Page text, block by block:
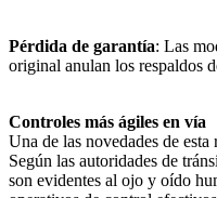
​Pérdida de garantía: Las
original anulan los respaldos
​Controles más ágiles en vía
​Una de las novedades de
Según las autoridades de
son evidentes al ojo y oído